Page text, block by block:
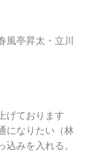
亭昇太・立川
げております
になりたい（林
込みを入れる。